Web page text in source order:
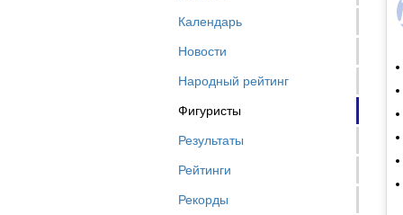
Календарь
Новости
Народный рейтинг
Фигуристы
Результаты
Рейтинги
Рекорды